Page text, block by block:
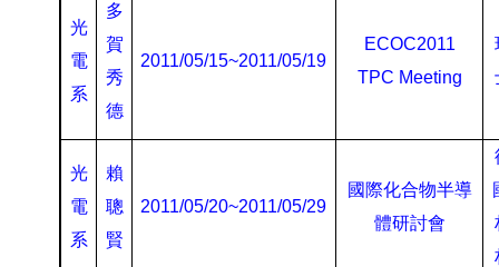
光
電
系
多
賀
秀
德
2011/05/15~2011/05/19
ECOC2011
TPC Meeting
光
電
系
賴
聰
賢
2011/05/20~2011/05/29
國際化合物半導
體研討會